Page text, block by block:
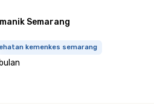
Semarang
kemenkes semarang
bulan